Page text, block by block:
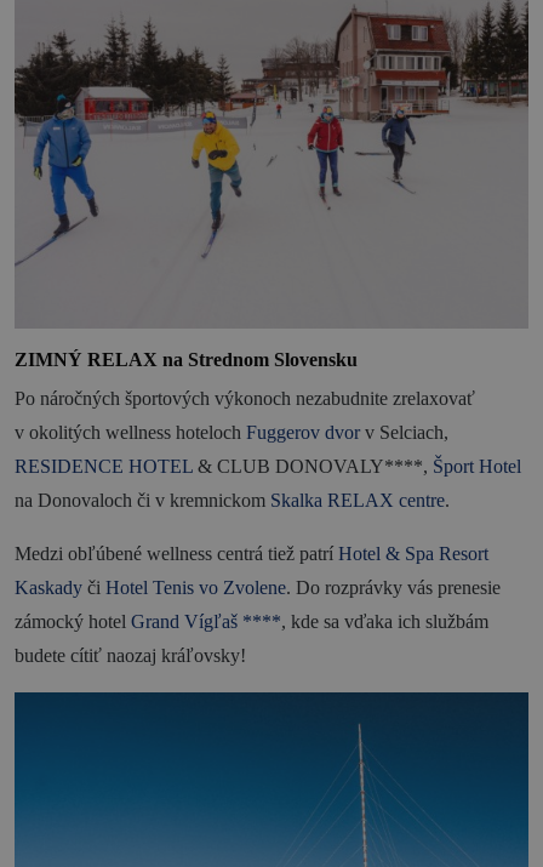
ZIMNÝ RELAX na Strednom Slovensku
Po náročných športových výkonoch nezabudnite zrelaxovať
v okolitých wellness hoteloch Fuggerov dvorv Selciach,
RESIDENCE HOTEL & CLUB DONOVALY****, Šport Hotel
na Donovaloch či v kremnickom Skalka RELAX centre.
Medzi obľúbené wellness centrá tiež patrí Hotel & Spa Resort
Kaskady či Hotel Tenis vo Zvolene. Do rozprávky vás prenesie
zámocký hotel Grand Vígľaš ****, kde sa vďaka ich službám
budete cítiť naozaj kráľovsky!